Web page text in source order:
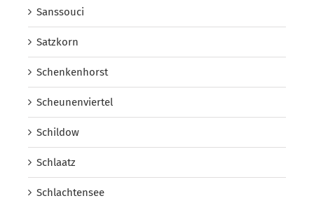
Sanssouci
Satzkorn
Schenkenhorst
Scheunenviertel
Schildow
Schlaatz
Schlachtensee